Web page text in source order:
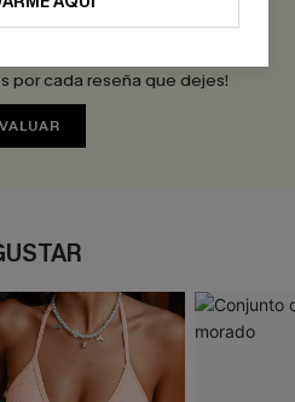
por cada reseña que dejes!